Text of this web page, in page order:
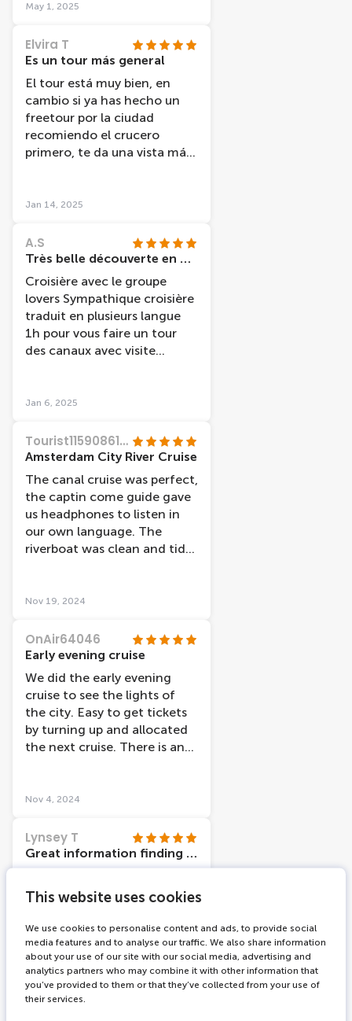
This website uses cookies
We use cookies to personalise content and ads, to provide social
media features and to analyse our traffic. We also share information
about your use of our site with our social media, advertising and
analytics partners who may combine it with other information that
you’ve provided to them or that they’ve collected from your use of
their services.
May 1, 2025
Elvira T
Es un tour más general
El tour está muy bien, en
cambio si ya has hecho un
freetour por la ciudad
recomiendo el crucero
primero, te da una vista más
freetour volvimos a ver sitios
estado.
Jan 14, 2025
A.S
Très belle découverte en péniche
Croisière avec le groupe
lovers Sympathique croisière
traduit en plusieurs langue
1h pour vous faire un tour
des canaux avec visite
quartiers/monuments /
musée de la ville etc Très
bien pour découvrir une 1er
fois en famille en amies en
couple cette croisière et très
bien adapter
Jan 6, 2025
Tourist11590861736
Amsterdam City River Cruise
The canal cruise was perfect,
the captin come guide gave
us headphones to listen in
our own language. The
riverboat was clean and tidy,
some beautiful pictures!! A
tourist holiday!!
Nov 19, 2024
OnAir64046
Early evening cruise
We did the early evening
cruise to see the lights of
the city. Easy to get tickets
by turning up and allocated
the next cruise. There is an
outside and watch the views.
interesting and pretty.
Nov 4, 2024
Lynsey T
Great information finding cruise
around the canals in
whilst doing it. We really
enjoyed every second. My
five year old didn’t want to
get off. The captain was also
very knowledgeable.
Oct 31, 2024